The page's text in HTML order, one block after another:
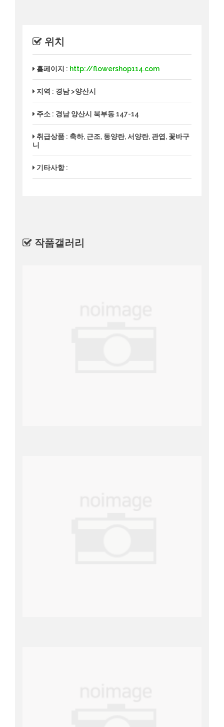
위치
홈페이지 : http://flowershop114.com
지역 : 경남 >양산시
주소 : 경남 양산시 북부동 147-14
취급상품 : 축하, 근조, 동양란, 서양란, 관엽, 꽃바구
니
기타사항 :
작품갤러리